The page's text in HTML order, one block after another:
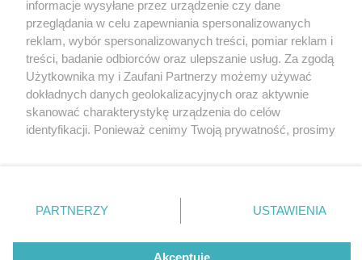
2 / 0
Nie zapomnij
zapoznać się z:
polityką prywatności regulamin korzystania z portali
Twojemiasto
Piekary Śląskie
Chorzów
Tarnowskie Góry
Gliwice
Skontakuj sięz nami
Kontakt
Wydawca
Redakcja
informacje wysyłane przez urządzenie czy dane
przeglądania w celu zapewniania spersonalizowanych
reklam, wybór spersonalizowanych treści, pomiar reklam i
treści, badanie odbiorców oraz ulepszanie usług. Za zgodą
Użytkownika my i Zaufani Partnerzy możemy używać
dokładnych danych geolokalizacyjnych oraz aktywnie
skanować charakterystykę urządzenia do celów
identyfikacji. Ponieważ cenimy Twoją prywatność, prosimy
prywatności znajdujący się w lewym dolnym rogu strony
. Niektóre rodzaje przetwarzania danych nie wymagają
zgody użytkownika, ale masz prawo sprzeciwić się
takiemu przetwarzaniu. Preferencje będą miały
PARTNERZY USTAWIENIA
Akceptuję